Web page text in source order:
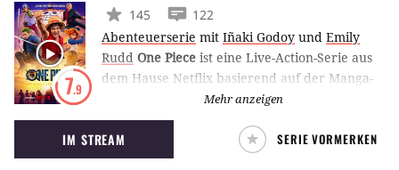
7.9
145
122
Abenteuerserie mit Iñaki Godoy und Emily
Rudd One Piece ist eine Live-Action-Serie aus
dem Hause Netflix basierend auf der Manga-
Reihe von Eiichiro Oda. Darin begibt sich ein
junger Piraten-Captain mit seiner Crew auf ein
aufregendes Abenteuer, um den legendären
Schatz One Piece zu finden und eines Tages
Mehr anzeigen
IM STREAM SERIE VORMERKEN